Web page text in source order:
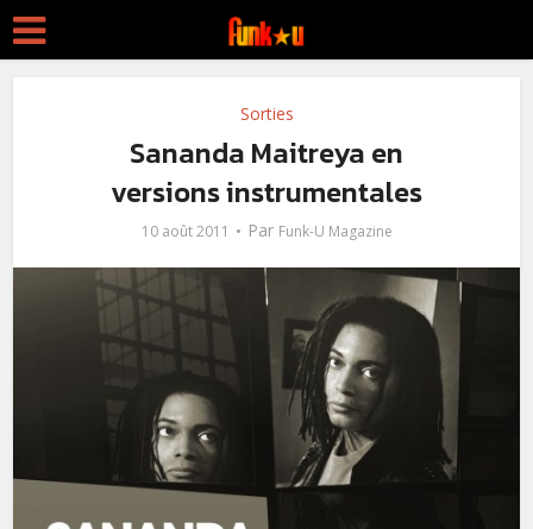
Sorties
Sananda Maitreya en
versions instrumentales
10 août 2011 Par Funk-U Magazine